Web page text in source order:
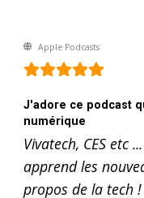
Apple Podcasts
J'adore ce podcast
numérique
Vivatech, CES etc
apprend les
propos de la tech !